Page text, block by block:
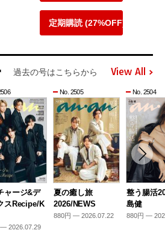
定期購読 (27%OFF)
過去の号はこちらから View All
ャージ&デ
スRecipe/K
2026.07.29
No. 2505
夏の癒し旅
2026/NEWS
880円 — 2026.07.22
No. 2504
整う腸活
島健
880円 —